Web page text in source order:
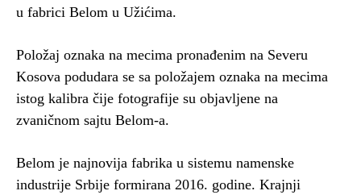
u fabrici Belom u Užićima.
Položaj oznaka na mecima pronađenim na Severu
Kosova podudara se sa položajem oznaka na mecima
istog kalibra čije fotografije su objavljene na
zvaničnom sajtu Belom-a.
Belom je najnovija fabrika u sistemu namenske
industrije Srbije formirana 2016. godine. Krajnji